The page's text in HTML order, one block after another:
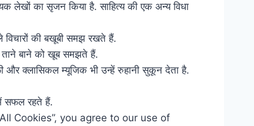
लेखों का सृजन किया है. साहित्य की एक अन्य विधा
विचारों की बखूबी समझ रखते हैं.
ताने बाने को खूब समझते हैं.
क्लासिकल म्यूजिक भी उन्हें रुहानी सुकून देता है.
सफल रहते हैं.
Cookies”, you agree to our use of